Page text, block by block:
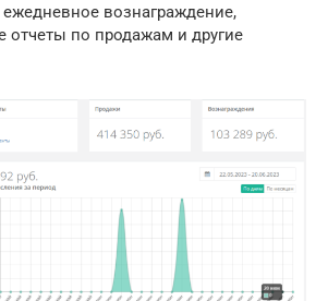
ежедневное вознаграждение,
отчеты по продажам и другие